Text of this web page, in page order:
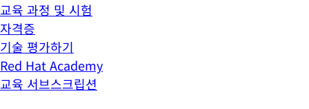
교육 과정 및 시험
자격증
기술 평가하기
Red Hat Academy
교육 서브스크립션